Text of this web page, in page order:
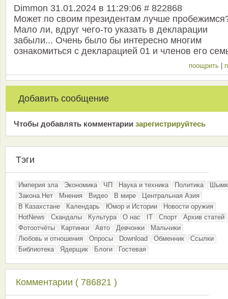
Dimmon 31.01.2024 в 11:29:06 # 822868
Может по своим президентам лучше
Мало ли, вдруг чего-то указать в декларации
забыли... Очень было бы интересно многим
ознакомиться с декларацией 01 и членов его
поощрить
Добавить сообщение
Чтобы добавлять комментарии зарeгиcтрирyйтeсь
Тэги
Империя зла Экономика ЧП Наука и техника Политика
Закона.Нет
Мнения Видео В мире
Центральная Азия
В Казахстане
Календарь Юмор и Истории
Новости оружия
HotNews
Скандалы Культура О нас IT Спорт
Архив статей
Фотоотчёты
Картинки Авто Девчонки
Мальчики
Любовь и отношения
Опросы Download Обменник
Ссылки
Библиотека
Ядерщик Блоги Гостевая
Комментарии ( 786821 )